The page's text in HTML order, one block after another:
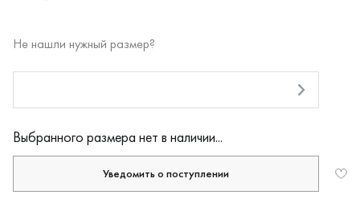
Не нашли нужный размер?
Выбранного размера нет в наличии...
Уведомить о поступлении